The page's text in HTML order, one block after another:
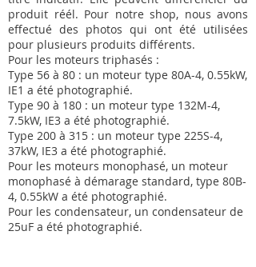
produit réél. Pour notre shop, nous avons
effectué des photos qui ont été utilisées
pour plusieurs produits différents.
Pour les moteurs triphasés :
Type 56 à 80 : un moteur type 80A-4, 0.55kW,
IE1 a été photographié.
Type 90 à 180 : un moteur type 132M-4,
7.5kW, IE3 a été photographié.
Type 200 à 315 : un moteur type 225S-4,
37kW, IE3 a été photographié.
Pour les moteurs monophasé, un moteur
monophasé à démarage standard, type 80B-
4, 0.55kW a été photographié.
Pour les condensateur, un condensateur de
25uF a été photographié.